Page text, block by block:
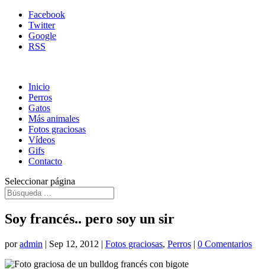
Facebook
Twitter
Google
RSS
Inicio
Perros
Gatos
Más animales
Fotos graciosas
Vídeos
Gifs
Contacto
Seleccionar página
Soy francés.. pero soy un sir
poradmin | Sep 12, 2012 | Fotos graciosas, Perros | 0 Comentarios